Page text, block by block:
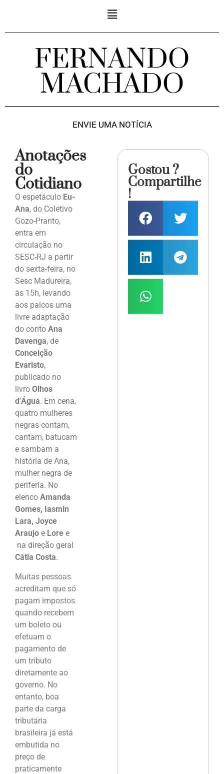
FERNANDO
MACHADO
ENVIE UMA NOTÍCIA
Anotações
do
Cotidiano
O espetáculo Eu-
Ana, do Coletivo
Gozo-Pranto,
entra em
circulação no
SESC-RJ a partir
do sexta-feira, no
Sesc Madureira,
às 15h, levando
aos palcos uma
livre adaptação
do conto Ana
Davenga, de
Conceição
Evaristo,
publicado no
livro Olhos
d’Água. Em cena,
quatro mulheres
negras contam,
cantam, batucam
e sambam a
história de Ana,
mulher negra de
periferia. No
elenco Amanda
Gomes, Iasmin
Lara, Joyce
Araujo e Lore e
na direção geral
Cátia Costa.
Muitas pessoas
acreditam que só
pagam impostos
quando recebem
um boleto ou
efetuam o
pagamento de
um tributo
diretamente ao
governo. No
entanto, boa
parte da carga
tributária
brasileira já está
embutida no
preço de
praticamente
Gostou ?
Compartilhe
!